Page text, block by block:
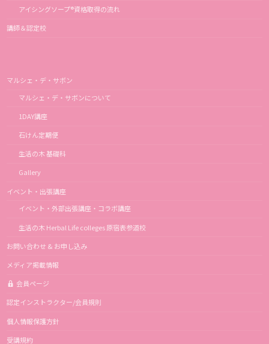
アイシングソープ®資格取得の流れ
講師＆認定校
マルシェ・デ・サボン
マルシェ・デ・サボンについて
1DAY講座
石けん定期便
生活の木 基礎科
Gallery
イベント・出張講座
イベント・外部出張講座・コラボ講座
生活の木 Herbal Life colleges 原宿表参道校
お問い合わせ & お申し込み
メディア掲載情報
会員ページ
認定インストラクター/会員規則
個人情報保護方針
受講規約